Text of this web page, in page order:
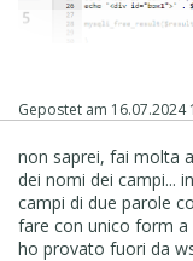
Gepostet am 16.07.2024
non saprei, fai molta
dei nomi dei campi...
campi di due parole
fare con unico form a
ho provato fuori da